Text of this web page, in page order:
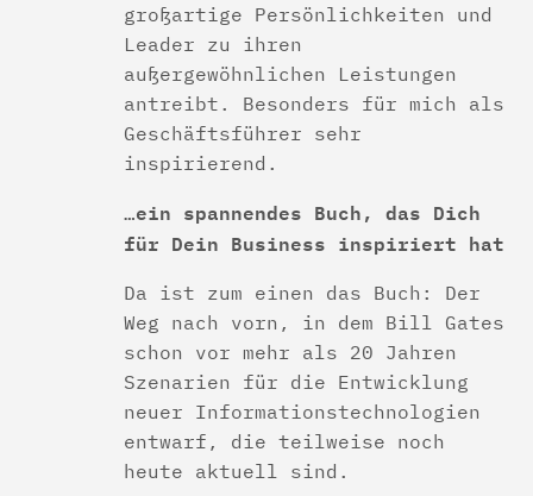
großartige Persönlichkeiten und
Leader zu ihren
außergewöhnlichen Leistungen
antreibt. Besonders für mich als
Geschäftsführer sehr
inspirierend.
…ein spannendes Buch, das Dich
für Dein Business inspiriert hat
Da ist zum einen das Buch: Der
Weg nach vorn, in dem Bill Gates
schon vor mehr als 20 Jahren
Szenarien für die Entwicklung
neuer Informationstechnologien
entwarf, die teilweise noch
heute aktuell sind.